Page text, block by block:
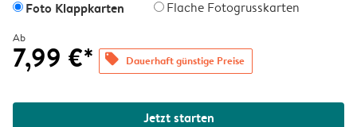
Foto Klappkarten Flache Fotogrusskarten
Ab
7,99 €* offers Dauerhaft günstige Preise
Jetzt starten